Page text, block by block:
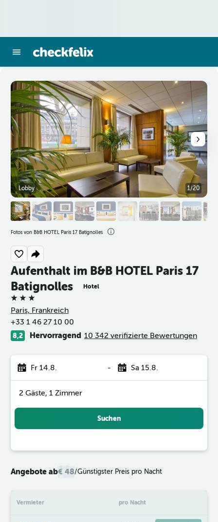
Aufenthalt im B&B HOTEL Paris 17
Batignolles
Hotel
3 Sterne
Paris, Frankreich
+33 1 46 27 10 00
8,2 Hervorragend 10 342 verifizierte Bewertungen
Fr 14.8. - Sa 15.8.
2 Gäste, 1 Zimmer
Suchen
Angebote ab€ 48/Günstigster Preis pro Nacht
Vermieter pro Nacht
Lobby 1/20
Fotos von B&B HOTEL Paris 17 Batignolles